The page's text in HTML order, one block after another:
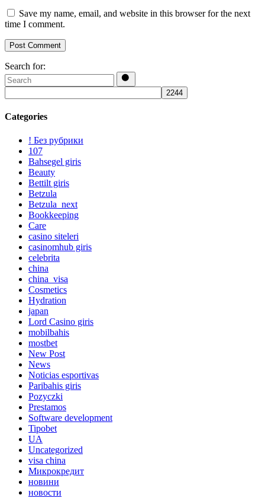
Save my name, email, and website in this browser for the next
time I comment.
Post Comment
Search for:
Categories
! Без рубрики
107
Bahsegel giris
Beauty
Bettilt giris
Betzula
Betzula_next
Bookkeeping
Care
casino siteleri
casinomhub giris
celebrita
china
china_visa
Cosmetics
Hydration
japan
Lord Сasino giris
mobilbahis
mostbet
New Post
News
Noticias esportivas
Paribahis giris
Pozyczki
Prestamos
Software development
Tipobet
UA
Uncategorized
visa china
Микрокредит
новини
новости